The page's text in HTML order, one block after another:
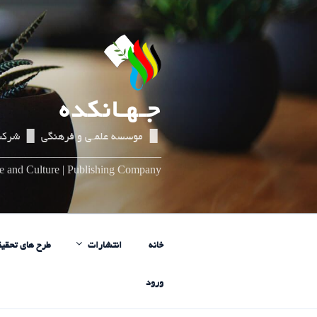
رفتن
جـهـانکده
▌▐ موسسه علمـی و فرهنگی ▌▐
and Culture | Publishing Company
خانه انتشارات طرح های
ورود